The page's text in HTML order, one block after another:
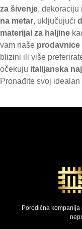
za šivenje, dekoraciju
na metar, uključujući
materijal za haljine
vam naše prodavnice
blizini ili više
očekuju italijanska
Pronađite svoj
Porodična